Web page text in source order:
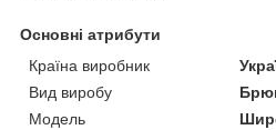
Основні атрибути
Країна виробник
Вид виробу
Модель